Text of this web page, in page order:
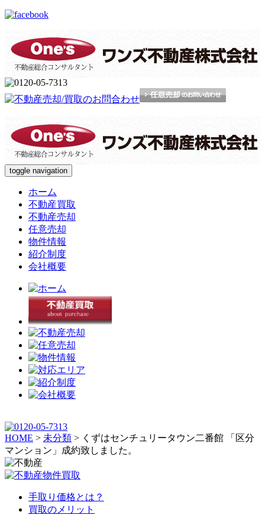
toggle navigation
ホーム
不動産買取
不動産売却
任意売却
物件情報
紹介制度
会社概要
HOME > 未分類 > くずはセンチュリータウン二番館 「区分
マンション」成約致しました。
手取り価格とは？
買取のメリット